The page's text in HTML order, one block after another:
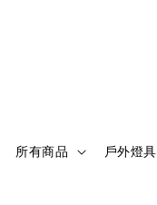
所有商品 戶外燈具